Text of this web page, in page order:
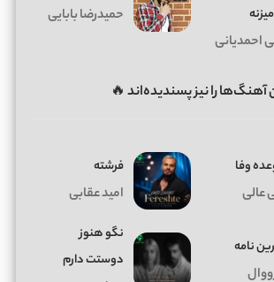
احمدیانی
حمیدرضا بابایی
آهنگ‌ها را نیز پسندیده‌اند 🔥
وفا
عالی
فرشته
امید عقابی
نامه
نگو هنوز
دوستت دارم